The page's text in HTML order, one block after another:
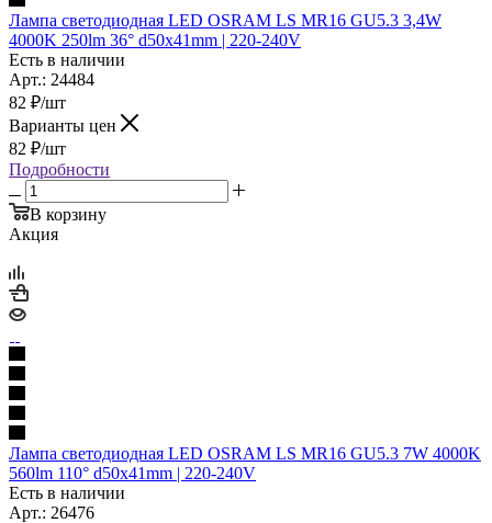
Лампа светодиодная LED OSRAM LS MR16 GU5.3 3,4W
4000K 250lm 36° d50x41mm | 220-240V
Есть в наличии
Арт.: 24484
82 ₽/шт
Варианты цен
82 ₽/шт
Подробности
В корзину
Акция
Лампа светодиодная LED OSRAM LS MR16 GU5.3 7W 4000K
560lm 110° d50x41mm | 220-240V
Есть в наличии
Арт.: 26476